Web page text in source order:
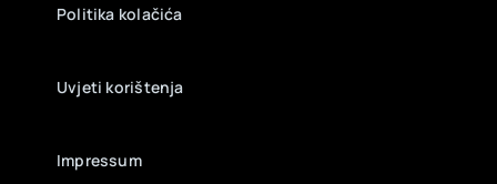
Politika kolačića
Uvjeti korištenja
Impressum